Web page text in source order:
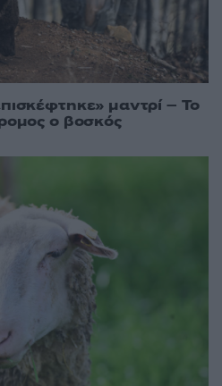
μαντρί – Το
ο βοσκός